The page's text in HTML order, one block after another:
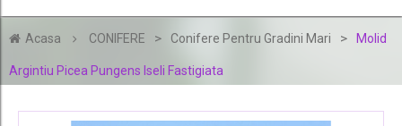
Acasa CONIFERE > Conifere Pentru Gradini Mari > Molid
Argintiu Picea Pungens Iseli Fastigiata